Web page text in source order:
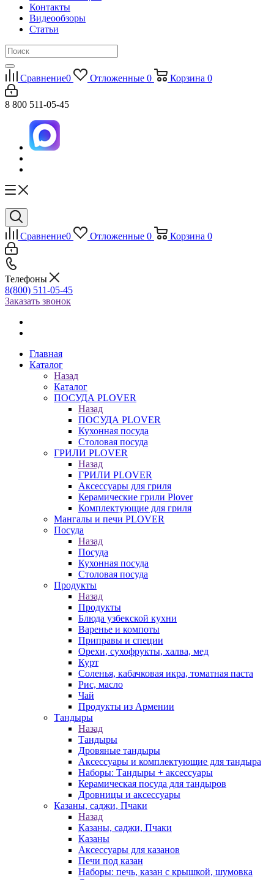
Контакты
Видеообзоры
Статьи
Сравнение0 Отложенные 0 Корзина 0
8 800 511-05-45
Сравнение0 Отложенные 0 Корзина 0
Телефоны
8(800) 511-05-45
Заказать звонок
Главная
Каталог
Назад
Каталог
ПОСУДА PLOVER
Назад
ПОСУДА PLOVER
Кухонная посуда
Столовая посуда
ГРИЛИ PLOVER
Назад
ГРИЛИ PLOVER
Аксессуары для гриля
Керамические грили Plover
Комплектующие для гриля
Мангалы и печи PLOVER
Посуда
Назад
Посуда
Кухонная посуда
Столовая посуда
Продукты
Назад
Продукты
Блюда узбекской кухни
Варенье и компоты
Приправы и специи
Орехи, сухофрукты, халва, мед
Курт
Соленья, кабачковая икра, томатная паста
Рис, масло
Чай
Продукты из Армении
Тандыры
Назад
Тандыры
Дровяные тандыры
Аксессуары и комплектующие для тандыра
Наборы: Тандыры + аксессуары
Керамическая посуда для тандыров
Дровницы и аксессуары
Казаны, саджи, Пчаки
Назад
Казаны, саджи, Пчаки
Казаны
Аксессуары для казанов
Печи под казан
Наборы: печь, казан с крышкой, шумовка